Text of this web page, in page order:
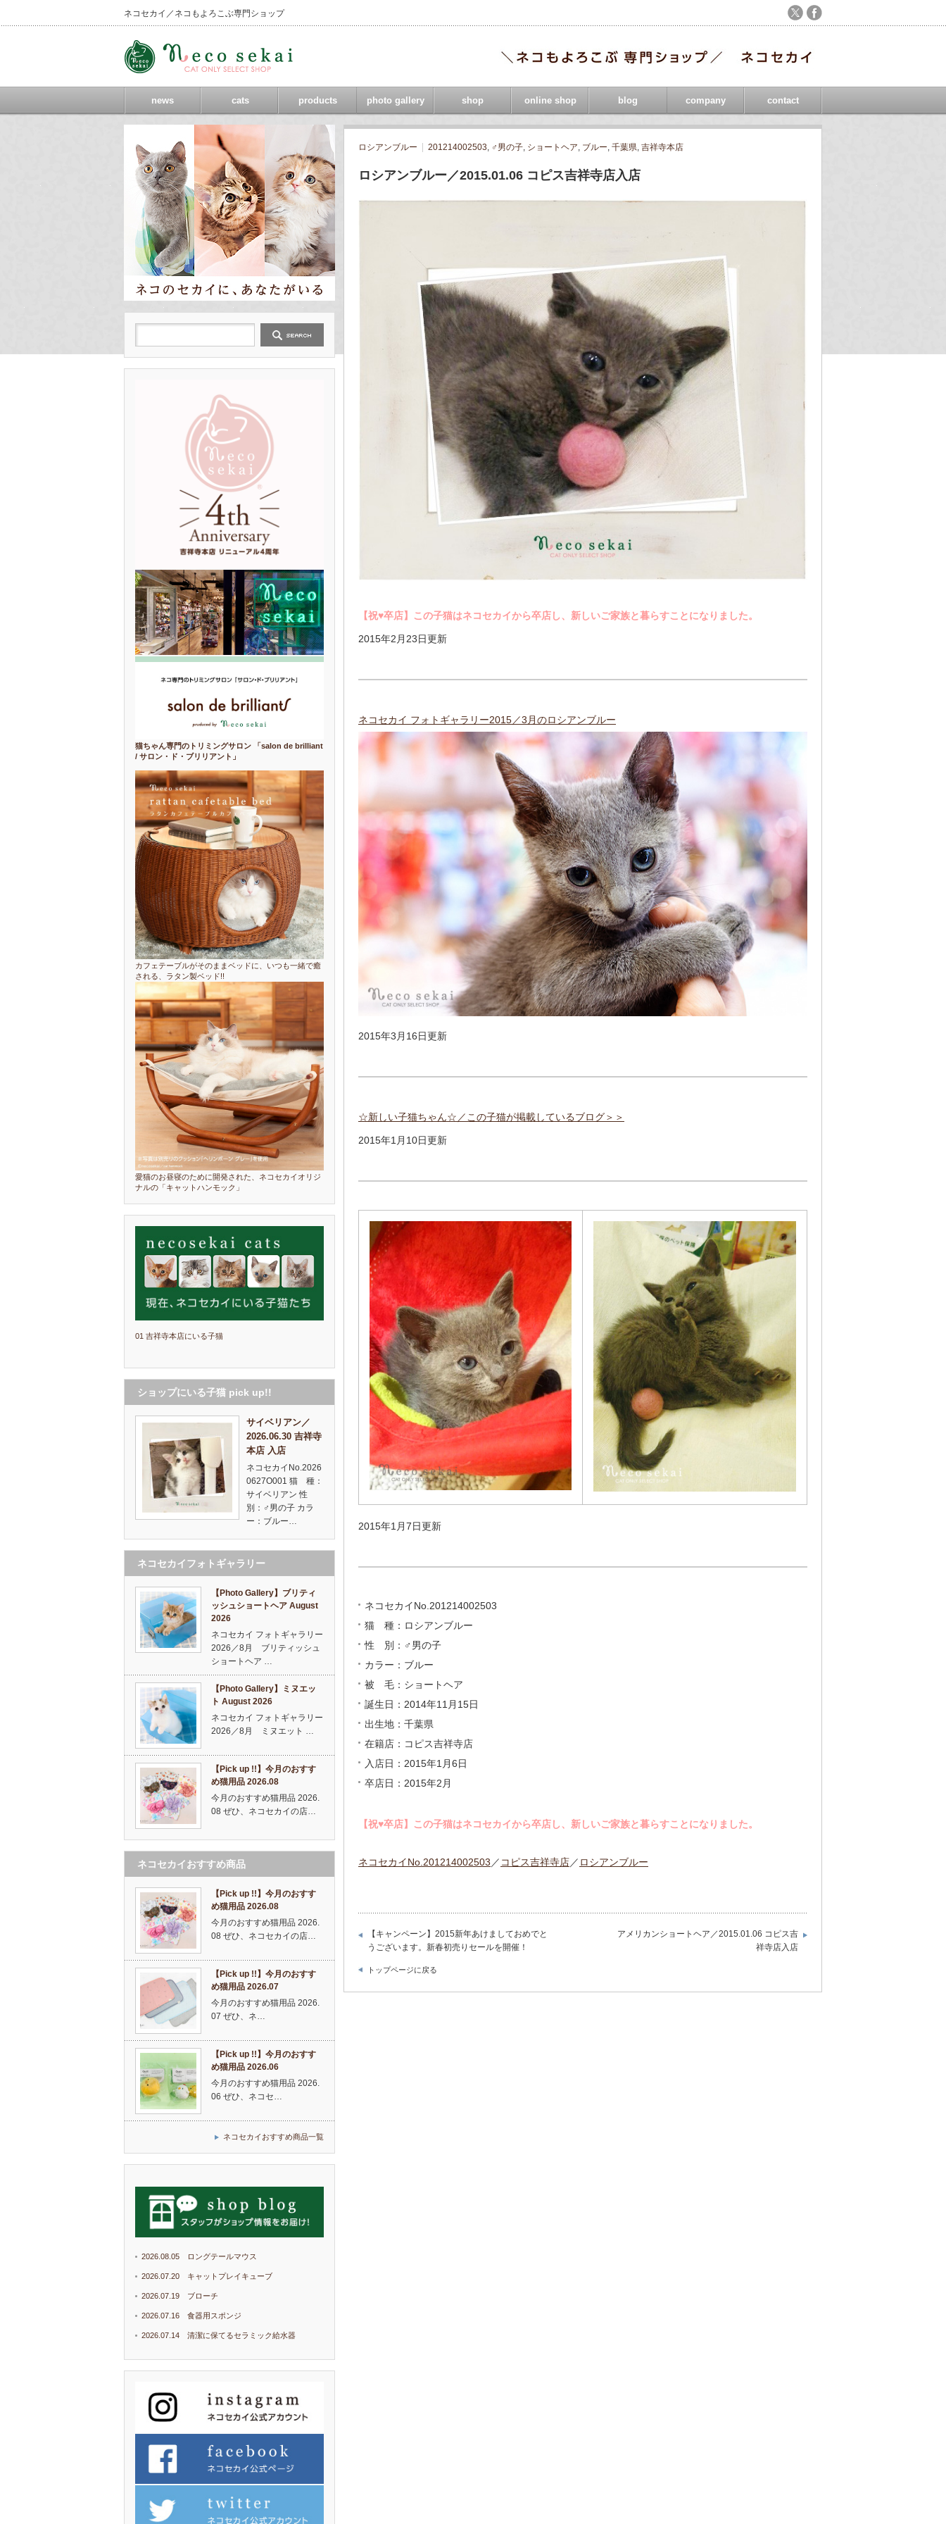
ネコセカイ／ネコもよろこぶ専門ショップ
news cats products photo gallery shop online shop blog company contact
ロシアンブルー 201214002503, ♂男の子, ショートヘア, ブルー, 千葉県, 吉祥寺本店
ロシアンブルー／2015.01.06 コピス吉祥寺店入店
【祝♥︎卒店】この子猫はネコセカイから卒店し、新しいご家族と暮らすことになりました。
2015年2月23日更新
ネコセカイ フォトギャラリー2015／3月のロシアンブルー
2015年3月16日更新
☆新しい子猫ちゃん☆／この子猫が掲載しているブログ＞＞
2015年1月10日更新
2015年1月7日更新
ネコセカイNo.201214002503
猫 種：ロシアンブルー
性 別：♂男の子
カラー：ブルー
被 毛：ショートヘア
誕生日：2014年11月15日
出生地：千葉県
在籍店：コピス吉祥寺店
入店日：2015年1月6日
卒店日：2015年2月
【祝♥︎卒店】この子猫はネコセカイから卒店し、新しいご家族と暮らすことになりました。
ネコセカイNo.201214002503 ／ コピス吉祥寺店／ ロシアンブルー
【キャンペーン】2015新年あけましておめでと
うございます。新春初売りセールを開催！
アメリカンショートヘア／2015.01.06 コピス吉
祥寺店入店
トップページに戻る
猫ちゃん専門のトリミングサロン 「salon de brilliant
/ サロン・ド・ブリリアント」
カフェテーブルがそのままベッドに、いつも一緒で癒
される、ラタン製ベッド!!
愛猫のお昼寝のために開発された、ネコセカイオリジ
ナルの「キャットハンモック」
01 吉祥寺本店にいる子猫
ショップにいる子猫 pick up!!
サイベリアン／
2026.06.30 吉祥寺
本店 入店
ネコセカイNo.2026
0627O001 猫 種：
サイベリアン 性
別：♂男の子 カラ
ー：ブルー…
ネコセカイフォトギャラリー
【Photo Gallery】ブリティ
ッシュショートヘア August
2026
ネコセカイ フォトギャラリー
2026／8月 ブリティッシュ
ショートヘア …
【Photo Gallery】ミヌエッ
ト August 2026
ネコセカイ フォトギャラリー
2026／8月 ミヌエット …
【Pick up !!】今月のおすす
め猫用品 2026.08
今月のおすすめ猫用品 2026.
08 ぜひ、ネコセカイの店…
ネコセカイおすすめ商品
【Pick up !!】今月のおすす
め猫用品 2026.08
今月のおすすめ猫用品 2026.
08 ぜひ、ネコセカイの店…
【Pick up !!】今月のおすす
め猫用品 2026.07
今月のおすすめ猫用品 2026.
07 ぜひ、ネ…
【Pick up !!】今月のおすす
め猫用品 2026.06
今月のおすすめ猫用品 2026.
06 ぜひ、ネコセ…
ネコセカイおすすめ商品一覧
2026.08.05 ロングテールマウス
2026.07.20 キャットプレイキューブ
2026.07.19 ブローチ
2026.07.16 食器用スポンジ
2026.07.14 清潔に保てるセラミック給水器